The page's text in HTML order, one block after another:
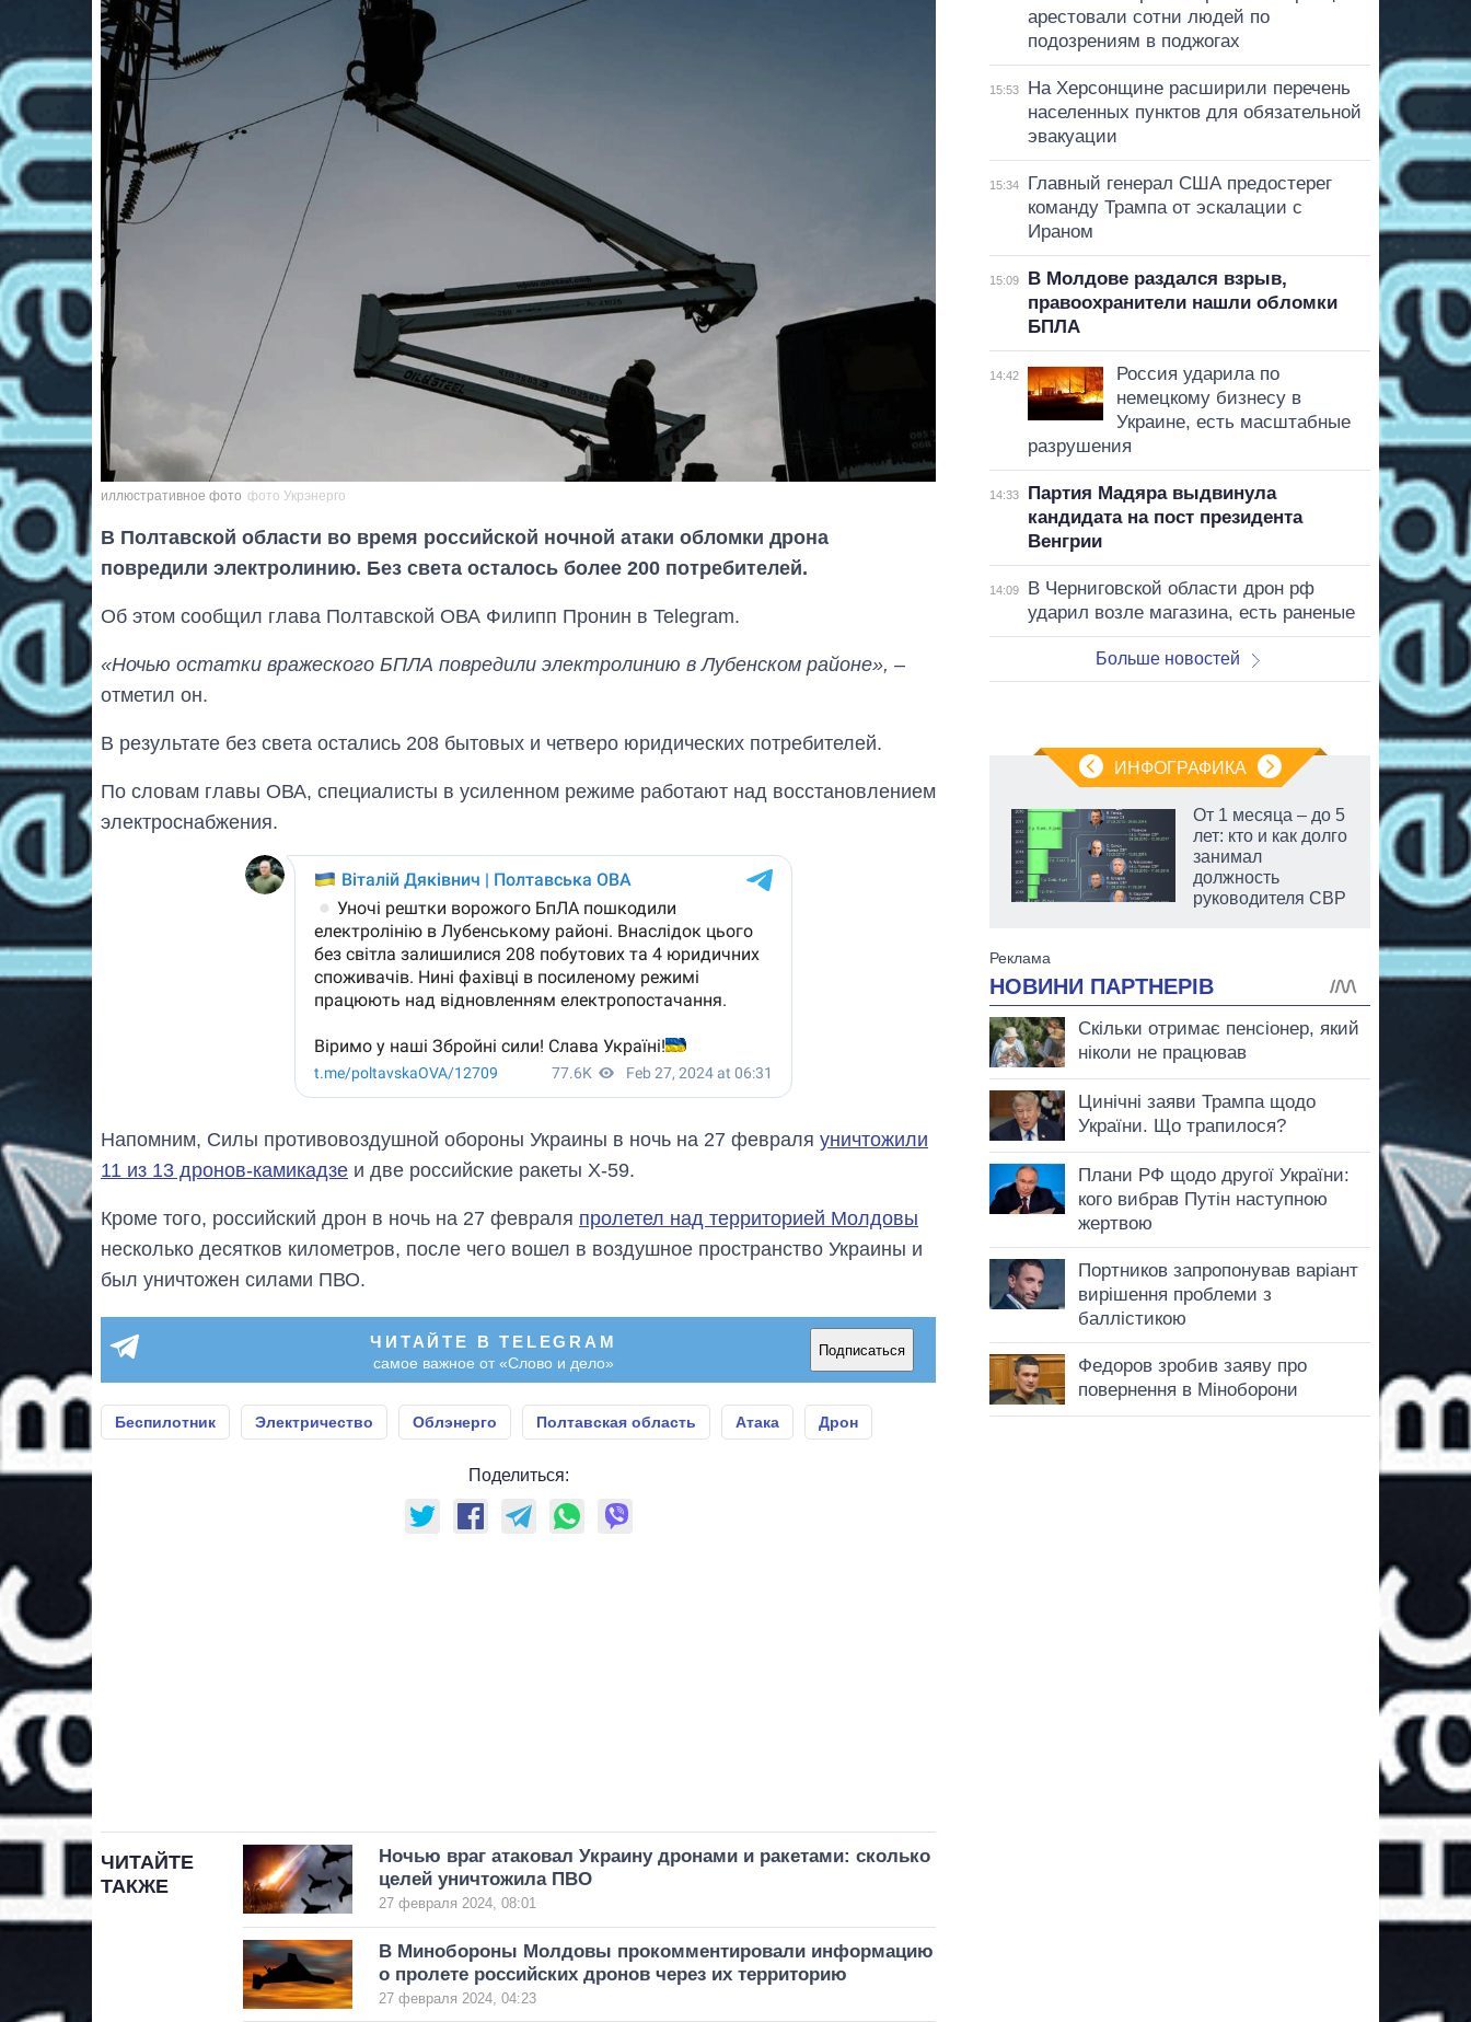
иллюстративное фото фото Укрэнерго
В Полтавской области во время российской ночной атаки обломки дрона
повредили электролинию. Без света осталось более 200 потребителей.
Об этом сообщил глава Полтавской ОВА Филипп Пронин в Telegram.
«Ночью остатки вражеского БПЛА повредили электролинию в Лубенском районе», –
отметил он.
В результате без света остались 208 бытовых и четверо юридических потребителей.
По словам главы ОВА, специалисты в усиленном режиме работают над восстановлением
электроснабжения.
Напомним, Силы противовоздушной обороны Украины в ночь на 27 февраля уничтожили
11 из 13 дронов-камикадзе и две российские ракеты Х-59.
Кроме того, российский дрон в ночь на 27 февраля пролетел над территорией Молдовы
несколько десятков километров, после чего вошел в воздушное пространство Украины и
был уничтожен силами ПВО.
ЧИТАЙТЕ В TELEGRAM
самое важное от «Слово и дело»
Подписаться
Беспилотник Электричество Облэнерго Полтавская область Атака Дрон
Поделиться:
ЧИТАЙТЕ
ТАКЖЕ
Ночью враг атаковал Украину дронами и ракетами: сколько
целей уничтожила ПВО
27 февраля 2024, 08:01
В Минобороны Молдовы прокомментировали информацию
о пролете российских дронов через их территорию
27 февраля 2024, 04:23
арестовали сотни людей по
подозрениям в поджогах
15:53
На Херсонщине расширили перечень
населенных пунктов для обязательной
эвакуации
15:34
Главный генерал США предостерег
команду Трампа от эскалации с
Ираном
15:09
В Молдове раздался взрыв,
правоохранители нашли обломки
БПЛА
14:42
Россия ударила по
немецкому бизнесу в
Украине, есть масштабные
разрушения
14:33
Партия Мадяра выдвинула
кандидата на пост президента
Венгрии
14:09
В Черниговской области дрон рф
ударил возле магазина, есть раненые
Больше новостей
ИНФОГРАФИКА
От 1 месяца – до 5
лет: кто и как долго
занимал
должность
руководителя СВР